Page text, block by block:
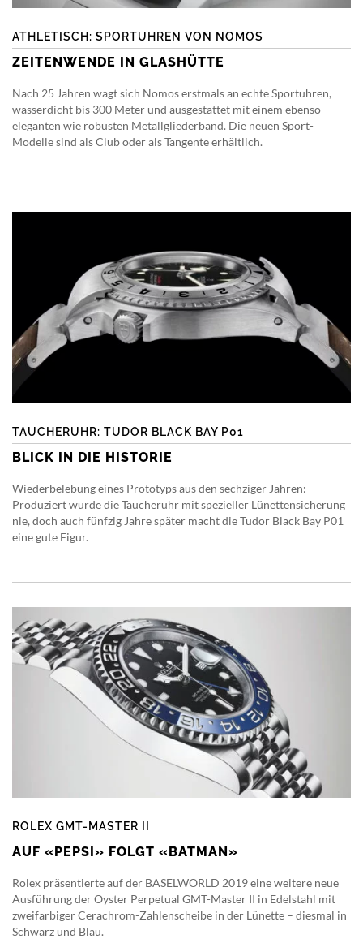
ATHLETISCH: SPORTUHREN VON NOMOS
ZEITENWENDE IN GLASHÜTTE
Nach 25 Jahren wagt sich Nomos erstmals an echte Sportuhren,
wasserdicht bis 300 Meter und ausgestattet mit einem ebenso
eleganten wie robusten Metallgliederband. Die neuen Sport-
Modelle sind als Club oder als Tangente erhältlich.
TAUCHERUHR: TUDOR BLACK BAY P01
BLICK IN DIE HISTORIE
Wiederbelebung eines Prototyps aus den sechziger Jahren:
Produziert wurde die Taucheruhr mit spezieller Lünettensicherung
nie, doch auch fünfzig Jahre später macht die Tudor Black Bay P01
eine gute Figur.
ROLEX GMT-MASTER II
AUF «PEPSI» FOLGT «BATMAN»
Rolex präsentierte auf der BASELWORLD 2019 eine weitere neue
Ausführung der Oyster Perpetual GMT-Master II in Edelstahl mit
zweifarbiger Cerachrom-Zahlenscheibe in der Lünette – diesmal in
Schwarz und Blau.